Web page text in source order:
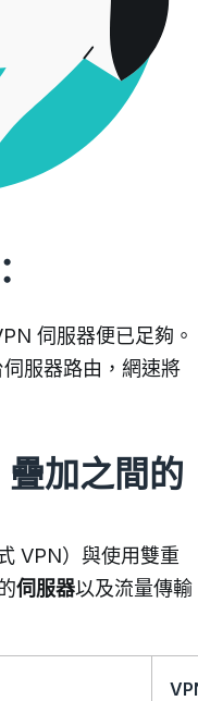
伺服器便已足夠。
伺服器路由，網速將
加之間的
VPN）與使用雙重
伺服器以及流量傳輸